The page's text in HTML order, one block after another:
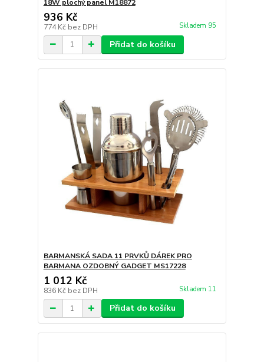
18W plochý panel M18872
936 Kč
774 Kč bez DPH Skladem 95
Přidat do košíku
BARMANSKÁ SADA 11 PRVKŮ DÁREK PRO
BARMANA OZDOBNÝ GADGET MS17228
1 012 Kč
836 Kč bez DPH Skladem 11
Přidat do košíku